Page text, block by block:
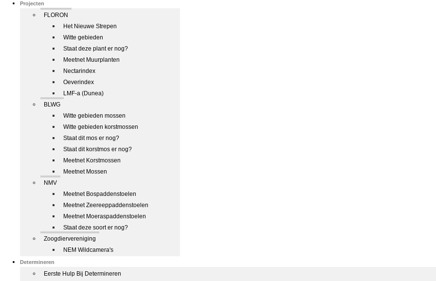
Projecten
FLORON
Het Nieuwe Strepen
Witte gebieden
Staat deze plant er nog?
Meetnet Muurplanten
Nectarindex
Oeverindex
LMF-a (Dunea)
BLWG
Witte gebieden mossen
Witte gebieden korstmossen
Staat dit mos er nog?
Staat dit korstmos er nog?
Meetnet Korstmossen
Meetnet Mossen
NMV
Meetnet Bospaddenstoelen
Meetnet Zeereeppaddenstoelen
Meetnet Moeraspaddenstoelen
Staat deze soort er nog?
Zoogdiervereniging
NEM Wildcamera's
Determineren
Eerste Hulp Bij Determineren